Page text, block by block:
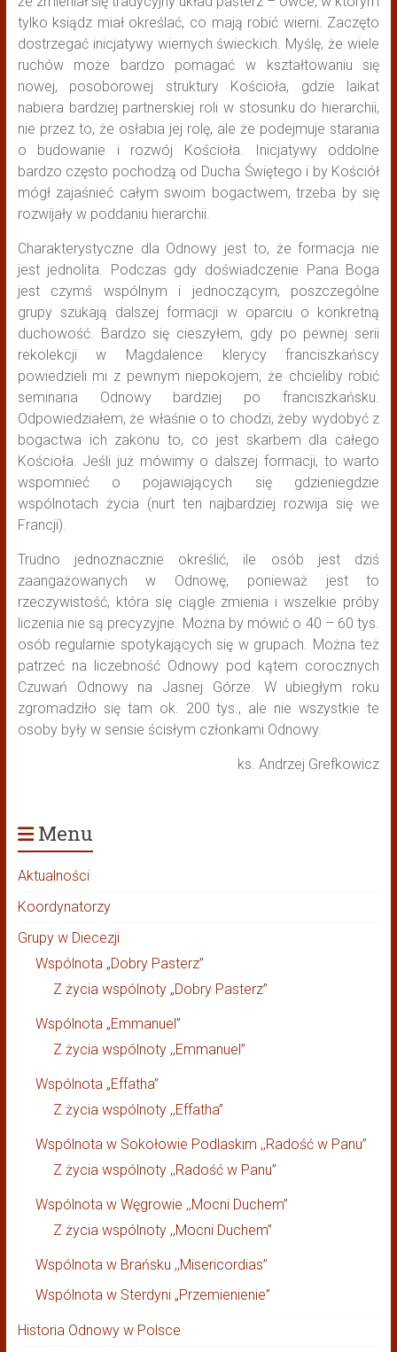
tylko ksiądz miał określać, co mają robić wierni. Zaczęto
dostrzegać inicjatywy wiernych świeckich. Myślę, że wiele
ruchów może bardzo pomagać w kształtowaniu się
nowej, posoborowej struktury Kościoła, gdzie laikat
nabiera bardziej partnerskiej roli w stosunku do hierarchii,
nie przez to, że osłabia jej rolę, ale że podejmuje starania
o budowanie i rozwój Kościoła. Inicjatywy oddolne
bardzo często pochodzą od Ducha Świętego i by Kościół
mógł zajaśnieć całym swoim bogactwem, trzeba by się
rozwijały w poddaniu hierarchii.
Charakterystyczne dla Odnowy jest to, że formacja nie
jest jednolita. Podczas gdy doświadczenie Pana Boga
jest czymś wspólnym i jednoczącym, poszczególne
grupy szukają dalszej formacji w oparciu o konkretną
duchowość. Bardzo się cieszyłem, gdy po pewnej serii
rekolekcji w Magdalence klerycy franciszkańscy
powiedzieli mi z pewnym niepokojem, że chcieliby robić
seminaria Odnowy bardziej po franciszkańsku.
Odpowiedziałem, że właśnie o to chodzi, żeby wydobyć z
bogactwa ich zakonu to, co jest skarbem dla całego
Kościoła. Jeśli już mówimy o dalszej formacji, to warto
wspomnieć o pojawiających się gdzieniegdzie
wspólnotach życia (nurt ten najbardziej rozwija się we
Francji).
Trudno jednoznacznie określić, ile osób jest dziś
zaangażowanych w Odnowę, ponieważ jest to
rzeczywistość, która się ciągle zmienia i wszelkie próby
liczenia nie są precyzyjne. Można by mówić o 40 – 60 tys.
osób regularnie spotykających się w grupach. Można też
patrzeć na liczebność Odnowy pod kątem corocznych
Czuwań Odnowy na Jasnej Górze. W ubiegłym roku
zgromadziło się tam ok. 200 tys., ale nie wszystkie te
osoby były w sensie ścisłym członkami Odnowy.
ks. Andrzej Grefkowicz
Menu
Aktualności
Koordynatorzy
Grupy w Diecezji
Wspólnota „Dobry Pasterz”
Z życia wspólnoty „Dobry Pasterz”
Wspólnota „Emmanuel”
Z życia wspólnoty ,,Emmanuel”
Wspólnota „Effatha”
Z życia wspólnoty ,,Effatha”
Wspólnota w Sokołowie Podlaskim ,,Radość w Panu”
Z życia wspólnoty ,,Radość w Panu”
Wspólnota w Węgrowie ,,Mocni Duchem”
Z życia wspólnoty ,,Mocni Duchem”
Wspólnota w Brańsku ,,Misericordias”
Wspólnota w Sterdyni „Przemienienie”
Historia Odnowy w Polsce